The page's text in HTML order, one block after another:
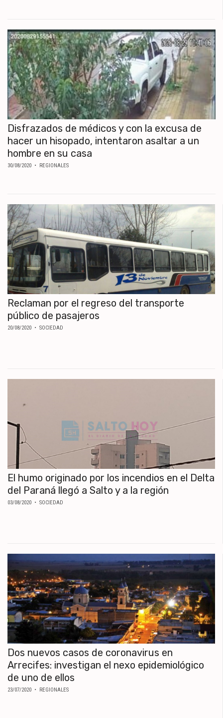
Disfrazados de médicos y con la excusa de
hacer un hisopado, intentaron asaltar a un
hombre en su casa
30/08/2020 • REGIONALES
Reclaman por el regreso del transporte
público de pasajeros
20/08/2020 • SOCIEDAD
El humo originado por los incendios en el Delta
del Paraná llegó a Salto y a la región
03/08/2020 • SOCIEDAD
Dos nuevos casos de coronavirus en
Arrecifes: investigan el nexo epidemiológico
de uno de ellos
23/07/2020 • REGIONALES